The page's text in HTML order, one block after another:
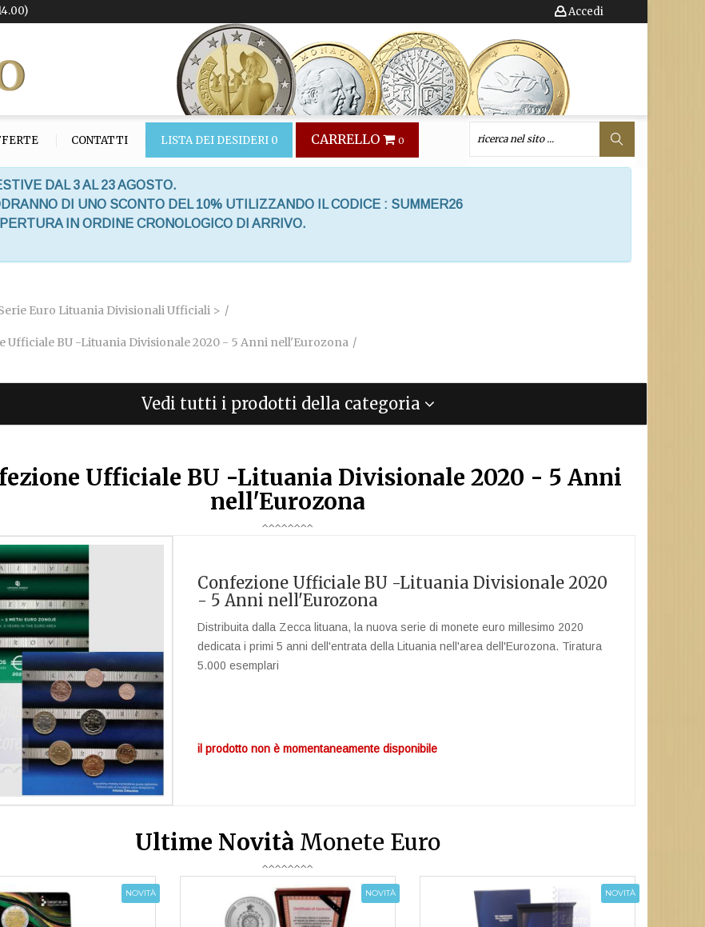
Accedi
CONTATTI LISTA DEI DESIDERI 0 CARRELLO 0
DAL 3 AL 23 AGOSTO.
DI UNO SCONTO DEL 10% UTILIZZANDO IL CODICE : SUMMER26
IN ORDINE CRONOLOGICO DI ARRIVO.
Euro Lituania Divisionali Ufficiali >
Ufficiale BU -Lituania Divisionale 2020 - 5 Anni nell'Eurozona
Vedi tutti i prodotti della categoria
Ufficiale BU -Lituania Divisionale 2020 - 5 Anni
nell'Eurozona
Confezione Ufficiale BU -Lituania Divisionale 2020
- 5 Anni nell'Eurozona
Distribuita dalla Zecca lituana, la nuova serie di monete euro millesimo 2020
dedicata i primi 5 anni dell'entrata della Lituania nell'area dell'Eurozona. Tiratura
5.000 esemplari
il prodotto non è momentaneamente disponibile
Ultime Novità Monete Euro
NOVITÀ NOVITÀ NOVITÀ